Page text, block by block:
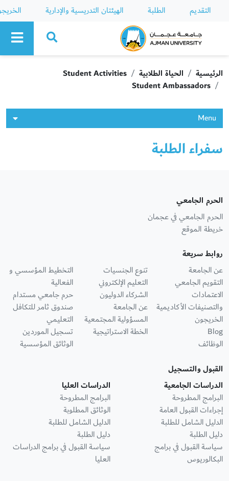
التقديم الطلبة الهيئتان التدريسية والإدارية
Ajman University
الرئيسية الحياة الطلابية
Student Activities
Student Ambassadors
Menu
سفراء الطلبة
الحرم الجامعي
الحرم الجامعي في عجمان
خريطة الموقع
روابط سريعة
عن الجامعة
التقويم الجامعي
الاعتمادات
والتصنيفات الأكاديمية
الخريجون
Blog
الوظائف
تنوع الجنسيات
التعليم الإلكتروني
الشركاء الدوليون
عن الجامعة
المسؤولية المجتمعية
الخطة الاستراتيجية
التخطيط المؤسسي و
الفعالية
حرم جامعي مستدام
صندوق ثامر للتكافل
التعليمي
تسجيل الموردين
الوثائق المؤسسية
القبول والتسجيل
الدراسات الجامعية
البرامج المطروحة
إجراءات القبول العامة
الدليل الشامل للطلبة
دليل الطلبة
سياسة القبول في برامج
البكالوريوس
الدراسات العليا
البرامج المطروحة
الوثائق المطلوبة
الدليل الشامل للطلبة
دليل الطلبة
سياسة القبول في برامج الدراسات
العليا